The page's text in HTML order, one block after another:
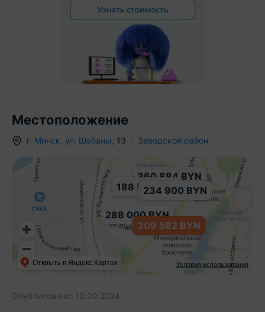
Местоположение
г. Минск ул. Шабаны 13 Заводской район
Условия использования
Открыть в Яндекс.Картах
288 000 BYN
360 884 BYN
188 500 BYN
234 900 BYN
309 582 BYN
Опубликовано: 10.09.2024